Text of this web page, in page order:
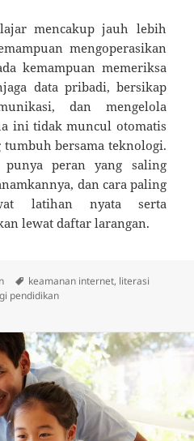
mencakup jauh lebih
mengoperasikan
kemampuan memeriksa
data pribadi, bersikap
dan mengelola
ini tidak muncul otomatis
tumbuh bersama teknologi.
peran yang saling
dan cara paling
latihan nyata serta
lewat daftar larangan.
Tags
keamanan internet, literasi
pendidikan
yang Perlu Dimiliki Pelajar Saat Ini